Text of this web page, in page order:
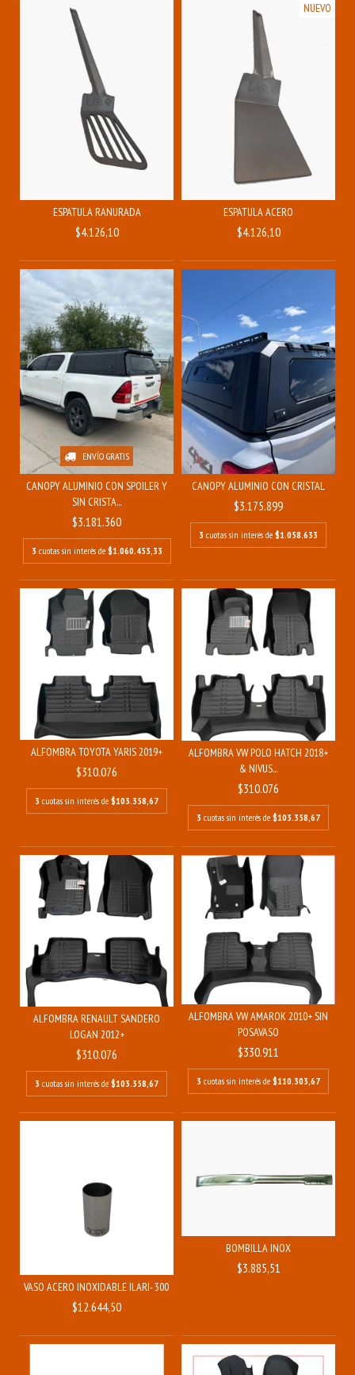
ESPATULA RANURADA
$4.126,10
NUEVO
ESPATULA ACERO
$4.126,10
ENVÍO GRATIS
CANOPY ALUMINIO CON SPOILER Y
SIN CRISTA...
$3.181.360
3 cuotas sin interés de $1.060.453,33
CANOPY ALUMINIO CON CRISTAL
$3.175.899
3 cuotas sin interés de $1.058.633
ALFOMBRA TOYOTA YARIS 2019+
$310.076
3 cuotas sin interés de $103.358,67
ALFOMBRA VW POLO HATCH 2018+
& NIVUS...
$310.076
3 cuotas sin interés de $103.358,67
ALFOMBRA RENAULT SANDERO
LOGAN 2012+
$310.076
3 cuotas sin interés de $103.358,67
ALFOMBRA VW AMAROK 2010+ SIN
POSAVASO
$330.911
3 cuotas sin interés de $110.303,67
VASO ACERO INOXIDABLE ILARI- 300 ML
$12.644,50
BOMBILLA INOX
$3.885,51